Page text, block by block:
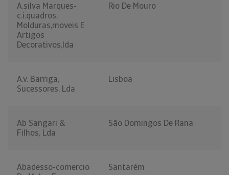
A.silva Marques-
c.i.quadros,
Molduras,moveis E
Artigos
Decorativos,lda
Rio De Mouro
A.v. Barriga,
Sucessores, Lda
Lisboa
Ab Sangari &
Filhos, Lda
São Domingos De Rana
Abadesso-comercio
Santarém